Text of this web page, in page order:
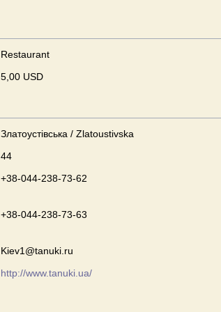
Restaurant
5,00 USD
Златоустівська / Zlatoustivska
44
+38-044-238-73-62
+38-044-238-73-63
Kiev1@tanuki.ru
http://www.tanuki.ua/